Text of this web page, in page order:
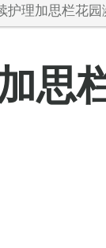
护理加思栏花
思